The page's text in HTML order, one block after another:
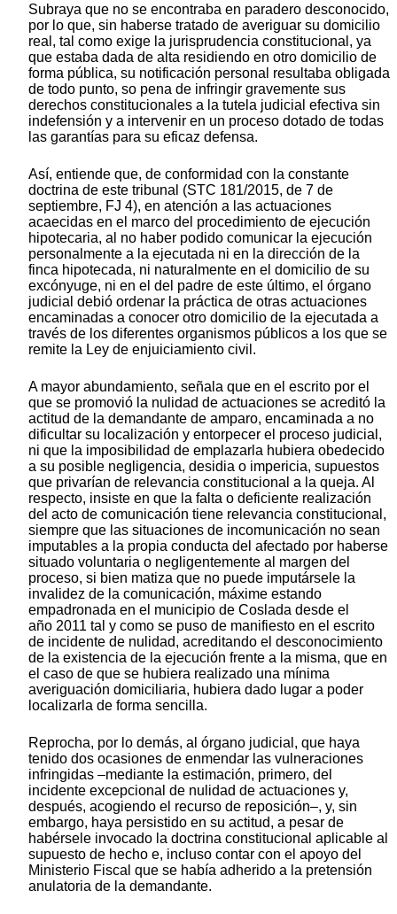
Subraya que no se encontraba en paradero desconocido,
por lo que, sin haberse tratado de averiguar su domicilio
real, tal como exige la jurisprudencia constitucional, ya
que estaba dada de alta residiendo en otro domicilio de
forma pública, su notificación personal resultaba obligada
de todo punto, so pena de infringir gravemente sus
derechos constitucionales a la tutela judicial efectiva sin
indefensión y a intervenir en un proceso dotado de todas
las garantías para su eficaz defensa.
Así, entiende que, de conformidad con la constante
doctrina de este tribunal (STC 181/2015, de 7 de
septiembre, FJ 4), en atención a las actuaciones
acaecidas en el marco del procedimiento de ejecución
hipotecaria, al no haber podido comunicar la ejecución
personalmente a la ejecutada ni en la dirección de la
finca hipotecada, ni naturalmente en el domicilio de su
excónyuge, ni en el del padre de este último, el órgano
judicial debió ordenar la práctica de otras actuaciones
encaminadas a conocer otro domicilio de la ejecutada a
través de los diferentes organismos públicos a los que se
remite la Ley de enjuiciamiento civil.
A mayor abundamiento, señala que en el escrito por el
que se promovió la nulidad de actuaciones se acreditó la
actitud de la demandante de amparo, encaminada a no
dificultar su localización y entorpecer el proceso judicial,
ni que la imposibilidad de emplazarla hubiera obedecido
a su posible negligencia, desidia o impericia, supuestos
que privarían de relevancia constitucional a la queja. Al
respecto, insiste en que la falta o deficiente realización
del acto de comunicación tiene relevancia constitucional,
siempre que las situaciones de incomunicación no sean
imputables a la propia conducta del afectado por haberse
situado voluntaria o negligentemente al margen del
proceso, si bien matiza que no puede imputársele la
invalidez de la comunicación, máxime estando
empadronada en el municipio de Coslada desde el
año 2011 tal y como se puso de manifiesto en el escrito
de incidente de nulidad, acreditando el desconocimiento
de la existencia de la ejecución frente a la misma, que en
el caso de que se hubiera realizado una mínima
averiguación domiciliaria, hubiera dado lugar a poder
localizarla de forma sencilla.
Reprocha, por lo demás, al órgano judicial, que haya
tenido dos ocasiones de enmendar las vulneraciones
infringidas –mediante la estimación, primero, del
incidente excepcional de nulidad de actuaciones y,
después, acogiendo el recurso de reposición–, y, sin
embargo, haya persistido en su actitud, a pesar de
habérsele invocado la doctrina constitucional aplicable al
supuesto de hecho e, incluso contar con el apoyo del
Ministerio Fiscal que se había adherido a la pretensión
anulatoria de la demandante.